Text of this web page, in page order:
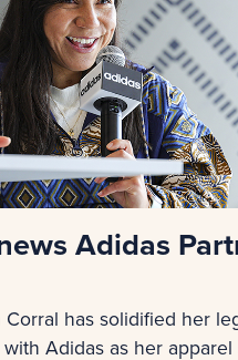
Adidas
has solidified her
Adidas as her apparel